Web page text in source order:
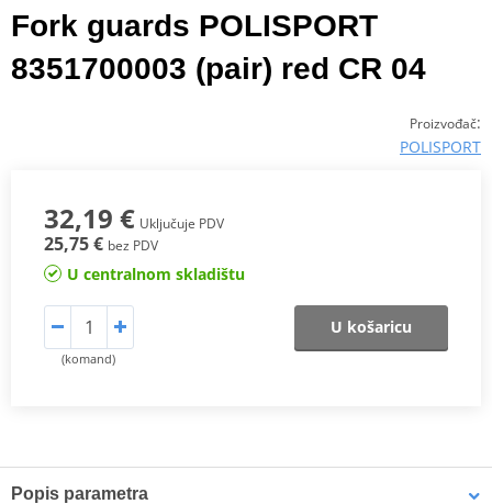
Fork guards POLISPORT
8351700003 (pair) red CR 04
Proizvođač:
POLISPORT
32,19 € Uključuje PDV
25,75 € bez PDV
U centralnom skladištu
(komand)
U košaricu
Popis parametra